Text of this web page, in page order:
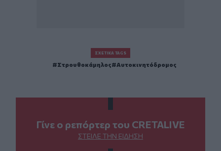
ΣΧΕΤΙΚΆ TAGS
Στρουθοκάμηλος Αυτοκινητόδρομος
Γίνε ο ρεπόρτερ του CRETALIVE
ΣΤΕΊΛΕ ΤΗΝ ΕΊΔΗΣΗ